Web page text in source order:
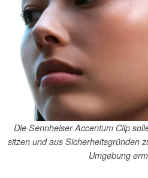
Die Sennheiser Accentum Clip
sitzen und aus Sicherheitsgründen
Umgebung